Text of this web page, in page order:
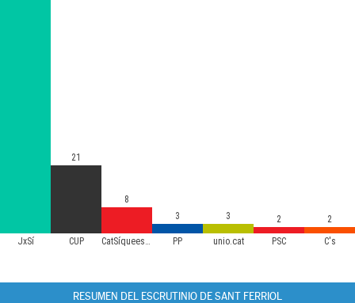
JxSí CUP CatSíqueesPot PP unio.cat PSC C's
21
8
3
3 2 2
RESUMEN DEL ESCRUTINIO DE SANT FERRIOL